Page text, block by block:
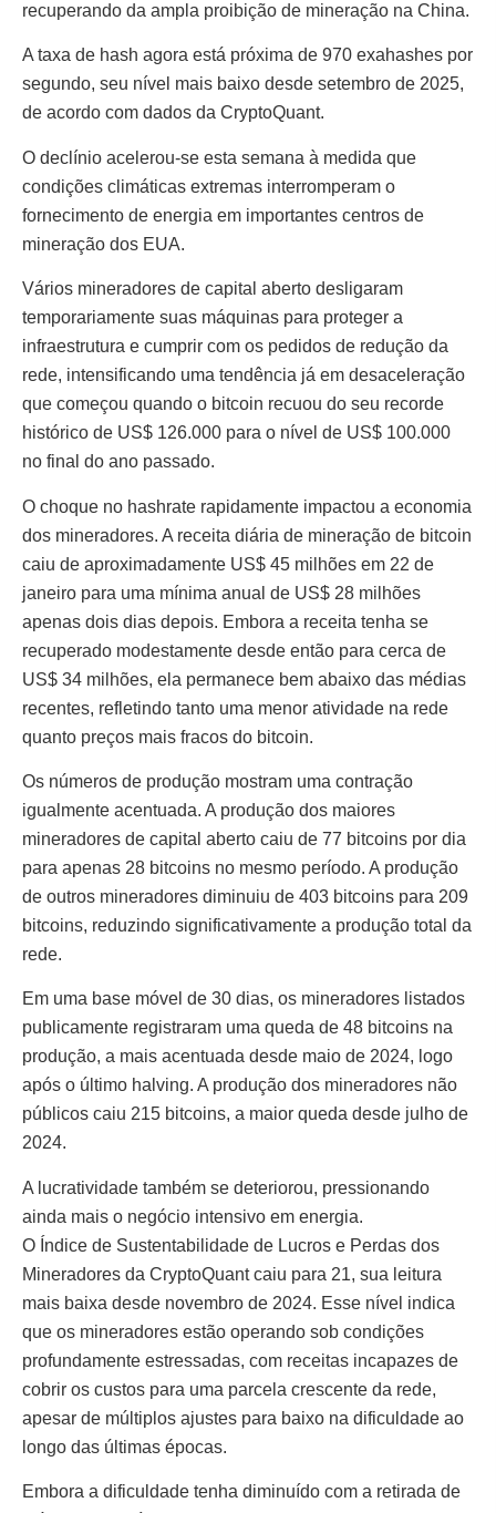
recuperando da ampla proibição de mineração na China.
A taxa de hash agora está próxima de 970 exahashes por
segundo, seu nível mais baixo desde setembro de 2025,
de acordo com dados da CryptoQuant.
O declínio acelerou-se esta semana à medida que
condições climáticas extremas interromperam o
fornecimento de energia em importantes centros de
mineração dos EUA.
Vários mineradores de capital aberto desligaram
temporariamente suas máquinas para proteger a
infraestrutura e cumprir com os pedidos de redução da
rede, intensificando uma tendência já em desaceleração
que começou quando o bitcoin recuou do seu recorde
histórico de US$ 126.000 para o nível de US$ 100.000
no final do ano passado.
O choque no hashrate rapidamente impactou a economia
dos mineradores. A receita diária de mineração de bitcoin
caiu de aproximadamente US$ 45 milhões em 22 de
janeiro para uma mínima anual de US$ 28 milhões
apenas dois dias depois. Embora a receita tenha se
recuperado modestamente desde então para cerca de
US$ 34 milhões, ela permanece bem abaixo das médias
recentes, refletindo tanto uma menor atividade na rede
quanto preços mais fracos do bitcoin.
Os números de produção mostram uma contração
igualmente acentuada. A produção dos maiores
mineradores de capital aberto caiu de 77 bitcoins por dia
para apenas 28 bitcoins no mesmo período. A produção
de outros mineradores diminuiu de 403 bitcoins para 209
bitcoins, reduzindo significativamente a produção total da
rede.
Em uma base móvel de 30 dias, os mineradores listados
publicamente registraram uma queda de 48 bitcoins na
produção, a mais acentuada desde maio de 2024, logo
após o último halving. A produção dos mineradores não
públicos caiu 215 bitcoins, a maior queda desde julho de
2024.
A lucratividade também se deteriorou, pressionando
ainda mais o negócio intensivo em energia.
O Índice de Sustentabilidade de Lucros e Perdas dos
Mineradores da CryptoQuant caiu para 21, sua leitura
mais baixa desde novembro de 2024. Esse nível indica
que os mineradores estão operando sob condições
profundamente estressadas, com receitas incapazes de
cobrir os custos para uma parcela crescente da rede,
apesar de múltiplos ajustes para baixo na dificuldade ao
longo das últimas épocas.
Embora a dificuldade tenha diminuído com a retirada de